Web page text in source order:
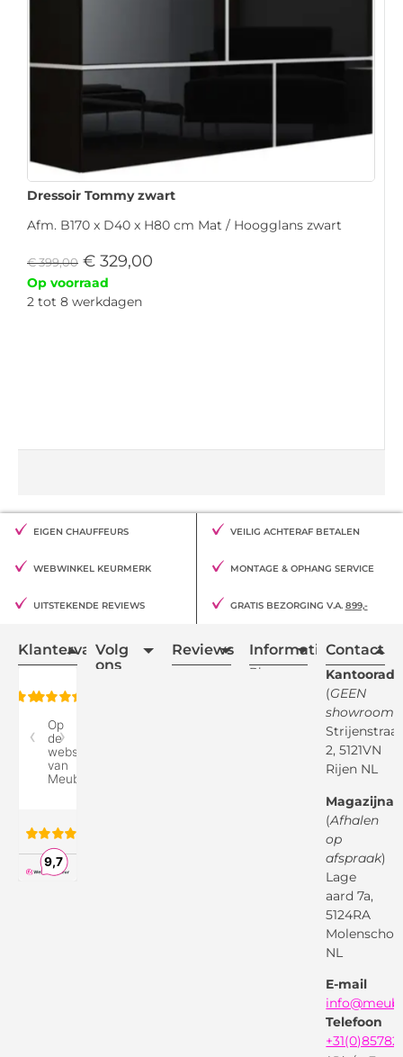
Dressoir Tommy zwart
Afm. B170 x D40 x H80 cm Mat / Hoogglans zwart
€399,00 € 329,00
Op voorraad
2 tot 8 werkdagen
EIGEN CHAUFFEURS VEILIG ACHTERAF BETALEN
WEBWINKEL KEURMERK MONTAGE & OPHANG SERVICE
UITSTEKENDE REVIEWS GRATIS BEZORGING V.A. 899,-
Klantervaring
Volg
ons
Reviews Informatie
Blogs
Retourvoorwaarden
Betaalmethodes
Montageservice
Garantievoorwaarden
Contact
(GEEN
showroom
Strijenstraat
2, 5121VN
Rijen NL
(Afhalen
op
afspraak)
Lage
aard 7a,
5124RA
Molenschot
NL
E-mail
Telefoon